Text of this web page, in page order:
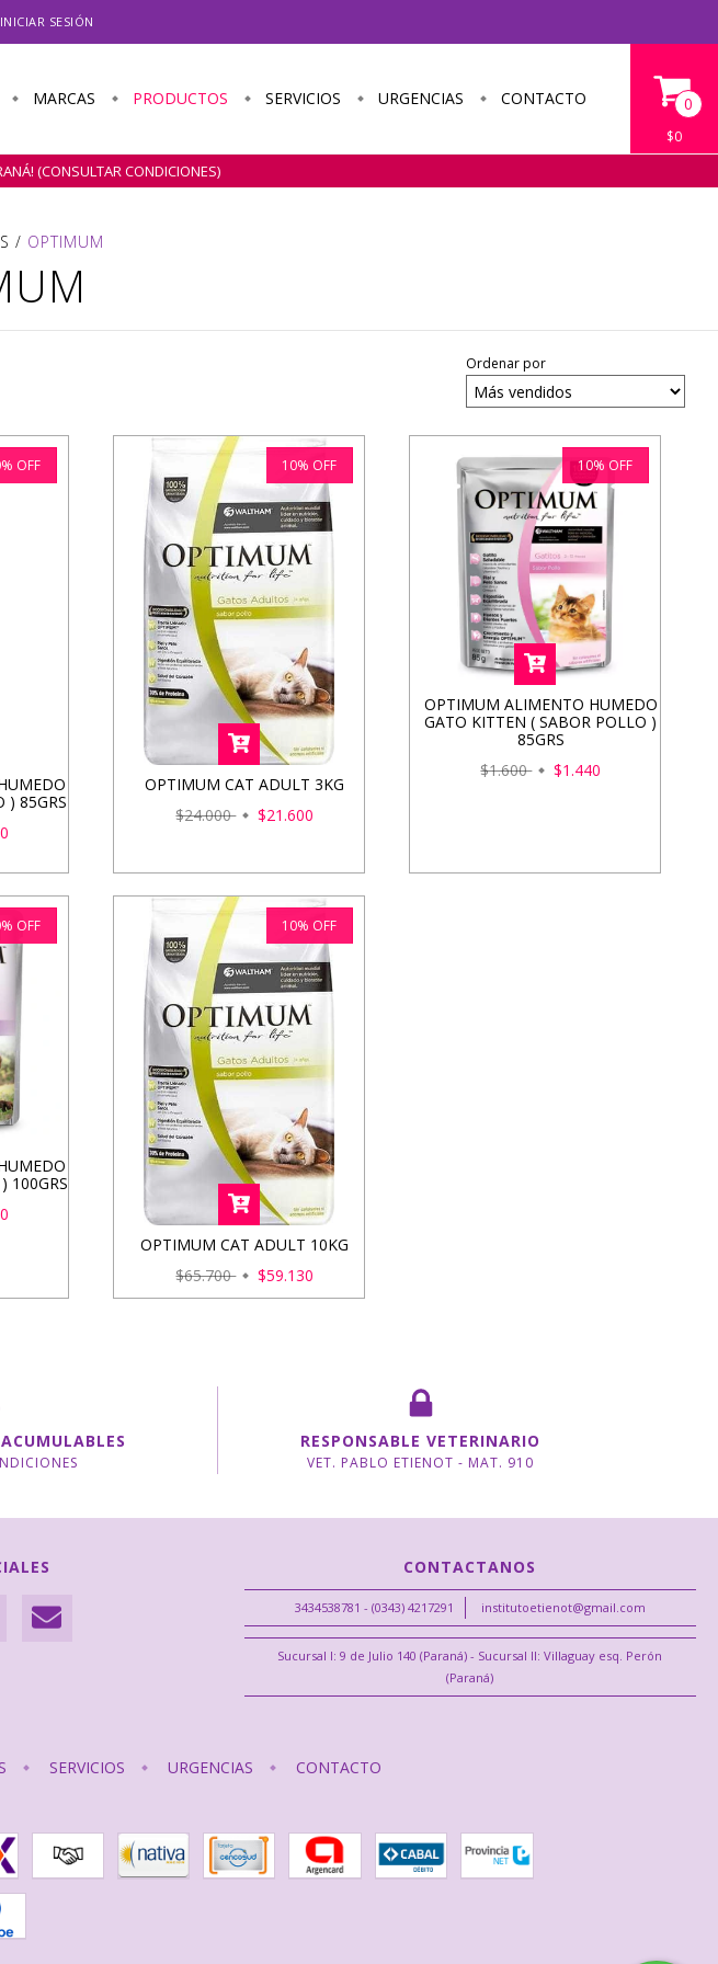
INICIAR SESIÓN
MARCAS PRODUCTOS SERVICIOS URGENCIAS CONTACTO 0
$0
(CONSULTAR CONDICIONES)
/ OPTIMUM
Ordenar por
% OFF
) 85GRS
10% OFF
OPTIMUM CAT ADULT 3KG
$24.000
$21.600
10% OFF
OPTIMUM ALIMENTO HUMEDO
GATO KITTEN ( SABOR POLLO )
85GRS
$1.600
$1.440
% OFF
100GRS
10% OFF
OPTIMUM CAT ADULT 10KG
$65.700
$59.130
RESPONSABLE VETERINARIO
VET. PABLO ETIENOT - MAT. 910
CONTACTANOS
3434538781 - (0343) 4217291 institutoetienot@gmail.com
Sucursal I: 9 de Julio 140 (Paraná) - Sucursal II: Villaguay esq. Perón
(Paraná)
SERVICIOS URGENCIAS CONTACTO